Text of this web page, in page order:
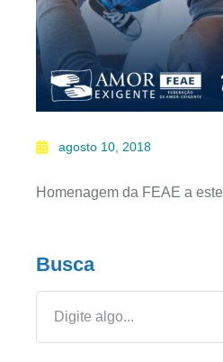
agosto 10, 2018
Homenagem da FEAE a
Busca